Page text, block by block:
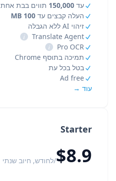
Starter
$8.9/לחודש, חיוב שנתי
עד 150,000 תווים בבת אחת
העלה קבצים עד 100 MB
זיהוי AI ללא הגבלה
Translate Agent
i
Pro OCR
i
תמיכה בתוסף Chrome
בטל בכל עת
Ad free
עוד →